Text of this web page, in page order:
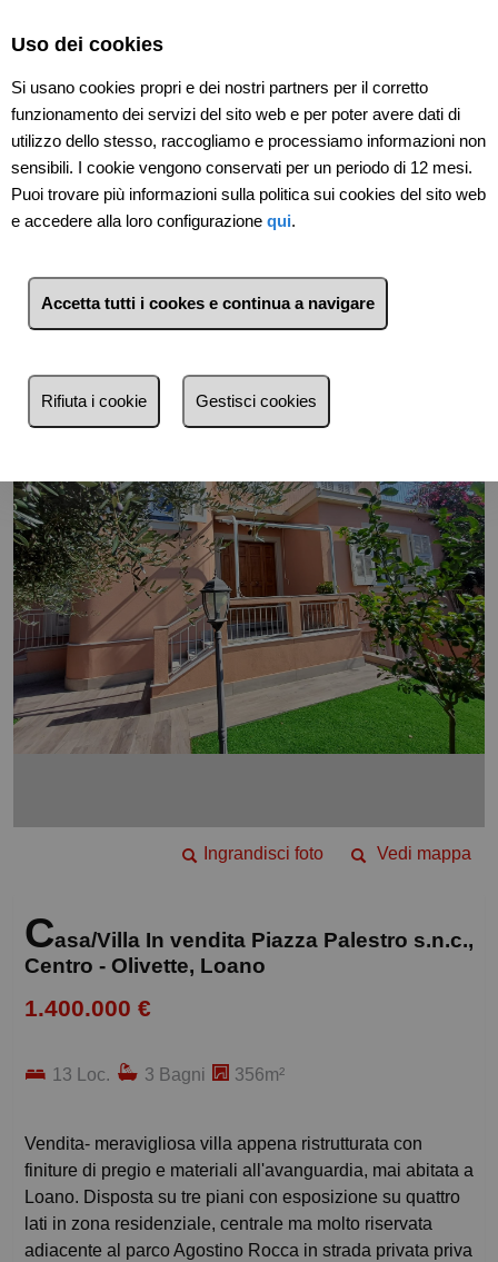
Indietro
Vedi mappa
Ingrandisci foto
Casa/Villa In vendita Piazza Palestro s.n.c.,
Centro - Olivette, Loano
1.400.000 €
13 Loc. 3 Bagni 356m²
Vendita- meravigliosa villa appena ristrutturata con
finiture di pregio e materiali all'avanguardia, mai abitata a
Loano. Disposta su tre piani con esposizione su quattro
lati in zona residenziale, centrale ma molto riservata
adiacente al parco Agostino Rocca in strada privata priva
Uso dei cookies
Si usano cookies propri e dei nostri partners per il corretto
funzionamento dei servizi del sito web e per poter avere dati di
utilizzo dello stesso, raccogliamo e processiamo informazioni non
sensibili. I cookie vengono conservati per un periodo di 12 mesi.
Puoi trovare più informazioni sulla politica sui cookies del sito web
e accedere alla loro configurazione qui.
Accetta tutti i cookes e continua a navigare
Rifiuta i cookie Gestisci cookies